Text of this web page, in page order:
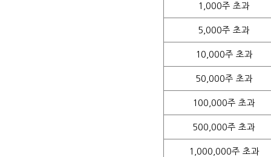
1,000주 초과
5,000주 초과
10,000주 초과
50,000주 초과
100,000주 초과
500,000주 초과
1,000,000주 초과